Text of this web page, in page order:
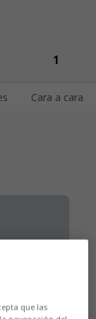
1
Cara a cara
que las